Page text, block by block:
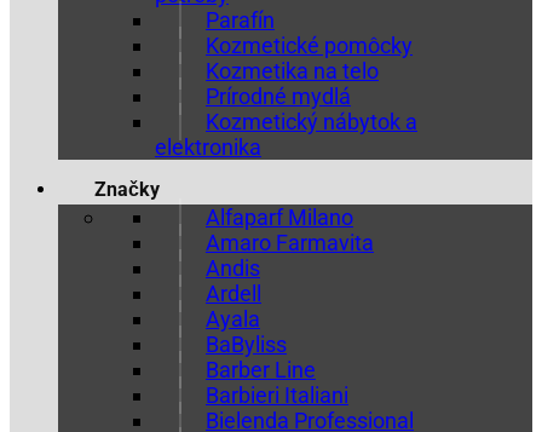
Parafín
Kozmetické pomôcky
Kozmetika na telo
Prírodné mydlá
Kozmetický nábytok a
elektronika
Značky
Alfaparf Milano
Amaro Farmavita
Andis
Ardell
Ayala
BaByliss
Barber Line
Barbieri Italiani
Bielenda Professional